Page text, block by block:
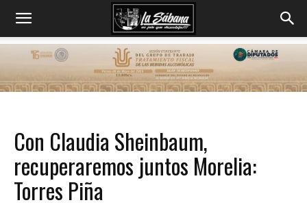
Con Claudia Sheinbaum,
recuperaremos juntos Morelia:
Torres Piña